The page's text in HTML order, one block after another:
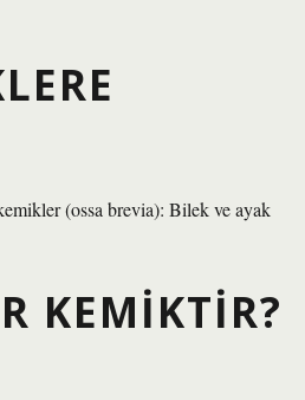
(ossa brevia): Bilek ve ayak
KEMIKTIR?